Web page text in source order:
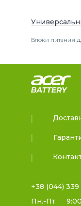
Блоки питания
+38 (044) 339
Пн.-Пт.